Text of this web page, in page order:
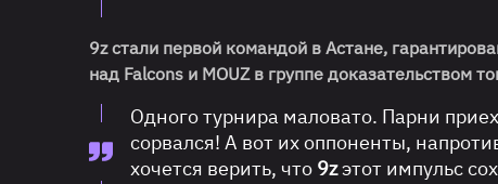
9z стали первой командой в Астане,
над Falcons и MOUZ в группе доказательством
Одного турнира маловато. Парни
сорвался! А вот их оппоненты,
хочется верить, что 9zэтот импульс